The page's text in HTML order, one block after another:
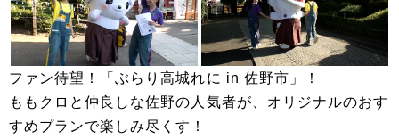
ファン待望！「ぶらり高城れに in 佐野市」！
ももクロと仲良しな佐野の人気者が、オリジナルのおす
すめプランで楽しみ尽くす！